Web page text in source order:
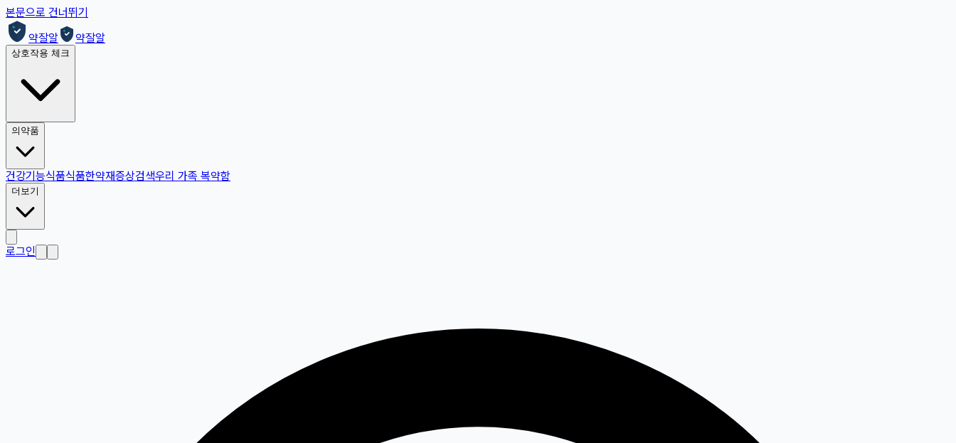
본문으로 건너뛰기
약잘알
약잘알
상호작용 체크
의약품
건강기능식품식품한약재증상검색우리 가족 복약함
더보기
로그인